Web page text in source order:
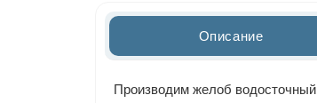
Описание
Производим желоб